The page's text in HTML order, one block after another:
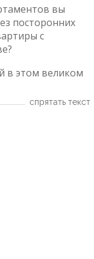
вы
посторонних
с
в этом великом
спрятать текст